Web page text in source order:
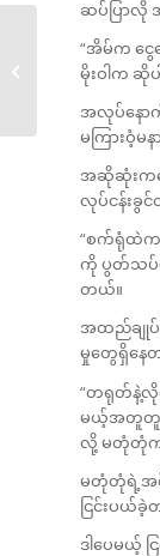
ဆပ်ပြာလို
“အိမ်က ငွေ
မိုးဝါက ဆို
အလုပ်နော
မကြားဝံ့
အဆိုဆုံးကတ
လုပ်ငန်းခွ
“စက်ရုံထဲက
ကို ပွတ်သပ်
တယ်။
အထည်ချုပ်
မှုတွေရှိနေ
“တရုတ်နဲ့လို
မယ့်အတူတူ ပို
လို့ မတုံတုံက
မတုံတုံရဲ့အစ်
ငြင်းပယ်ခဲ့
ဒါပေမယ့်
Honest Review
Episode 9